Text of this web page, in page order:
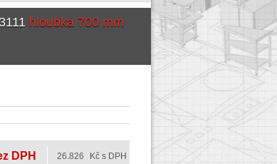
hloubka 700 mm
DPH 26.826 Kč s DPH